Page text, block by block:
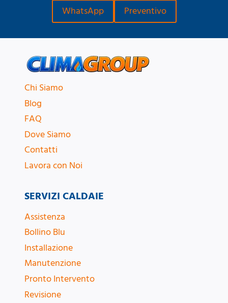
WhatsApp Preventivo
Chi Siamo
Blog
FAQ
Dove Siamo
Contatti
Lavora con Noi
SERVIZI CALDAIE
Assistenza
Bollino Blu
Installazione
Manutenzione
Pronto Intervento
Revisione